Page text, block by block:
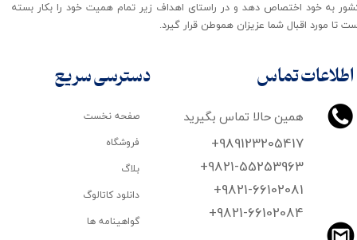
اطلاعات تماس
همین حالا تماس بگیرید
+989123205417
+9821-55253963
+9821-66102081
​​​​​​​+9821-66102084
به خود اختصاص دهد و در راستای اهداف زیر تمام همیت خود را بکار بسته
تا مورد اقبال شما عزیزان هموطن قرار گیرد​​​​​​​.
صفحه نخست
فروشگاه
بلاگ
دانلود کاتالوگ
گواهینامه ها
دسترسی سریع